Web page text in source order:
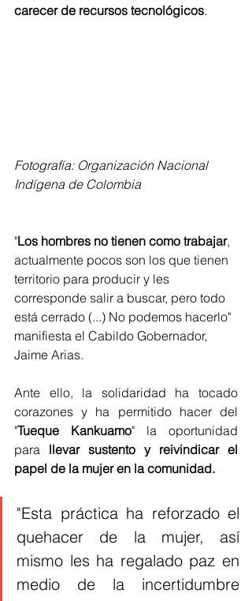
carecer de recursos tecnológicos.
Fotografía: Organización Nacional
Indígena de Colombia
"Los hombres no tienen como trabajar,
actualmente pocos son los que tienen
territorio para producir y les
corresponde salir a buscar, pero todo
está cerrado (...) No podemos hacerlo"
manifiesta el Cabildo Gobernador,
Jaime Arias.
Ante ello, la solidaridad ha tocado
corazones y ha permitido hacer del
"Tueque Kankuamo" la oportunidad
para llevar sustento y reivindicar el
papel de la mujer en la comunidad.
"Esta práctica ha reforzado el
quehacer de la mujer, así
mismo les ha regalado paz en
medio de la incertidumbre